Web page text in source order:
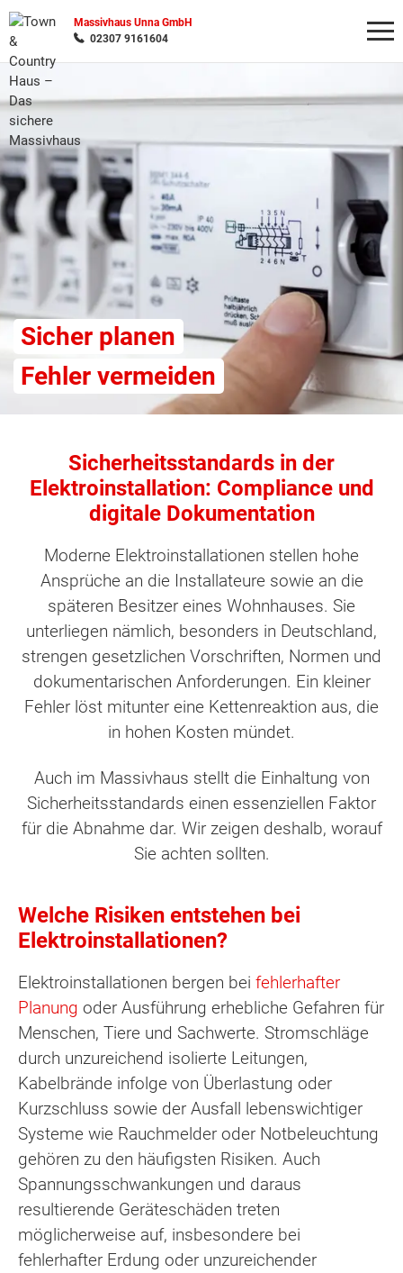
Massivhaus Unna GmbH
02307 9161604
Sicher planen
Fehler vermeiden
Sicherheitsstandards in der
Elektroinstallation: Compliance und
digitale Dokumentation
Moderne Elektroinstallationen stellen hohe
Ansprüche an die Installateure sowie an die
späteren Besitzer eines Wohnhauses. Sie
unterliegen nämlich, besonders in Deutschland,
strengen gesetzlichen Vorschriften, Normen und
dokumentarischen Anforderungen. Ein kleiner
Fehler löst mitunter eine Kettenreaktion aus, die
in hohen Kosten mündet.
Auch im Massivhaus stellt die Einhaltung von
Sicherheitsstandards einen essenziellen Faktor
für die Abnahme dar. Wir zeigen deshalb, worauf
Sie achten sollten.
Welche Risiken entstehen bei
Elektroinstallationen?
Elektroinstallationen bergen bei fehlerhafter
Planung oder Ausführung erhebliche Gefahren für
Menschen, Tiere und Sachwerte. Stromschläge
durch unzureichend isolierte Leitungen,
Kabelbrände infolge von Überlastung oder
Kurzschluss sowie der Ausfall lebenswichtiger
Systeme wie Rauchmelder oder Notbeleuchtung
gehören zu den häufigsten Risiken. Auch
Spannungsschwankungen und daraus
resultierende Geräteschäden treten
möglicherweise auf, insbesondere bei
fehlerhafter Erdung oder unzureichender
Wonach möchten Sie suchen?